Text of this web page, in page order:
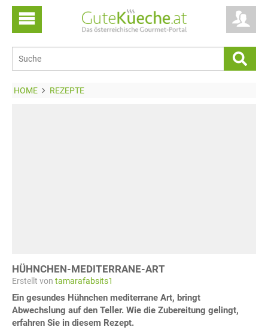
HOME REZEPTE
HÜHNCHEN-MEDITERRANE-ART
Erstellt von tamarafabsits1
Ein gesundes Hühnchen mediterrane Art, bringt
Abwechslung auf den Teller. Wie die Zubereitung gelingt,
erfahren Sie in diesem Rezept.